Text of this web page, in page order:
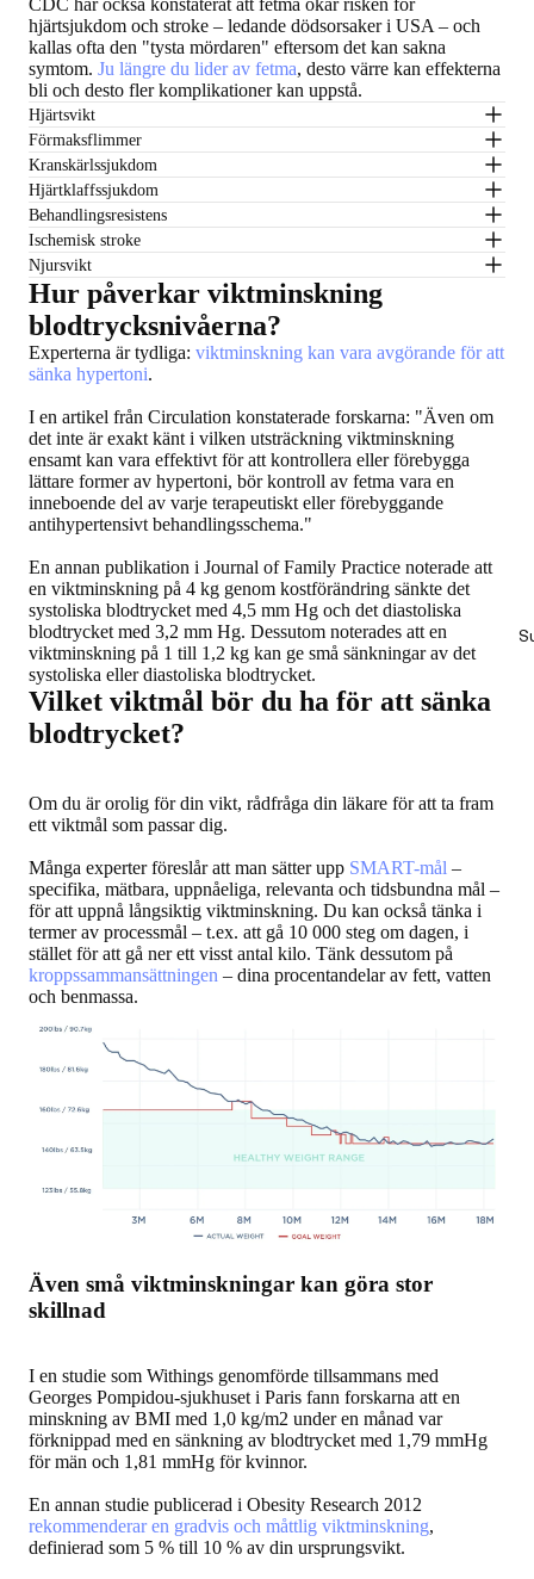
CDC har också konstaterat att fetma ökar risken för
hjärtsjukdom och stroke – ledande dödsorsaker i USA – och
kallas ofta den "tysta mördaren" eftersom det kan sakna
symtom. Ju längre du lider av fetma, desto värre kan effekterna
bli och desto fler komplikationer kan uppstå.
Hjärtsvikt
Förmaksflimmer
Kranskärlssjukdom
Hjärtklaffssjukdom
Behandlingsresistens
Ischemisk stroke
Njursvikt
Hur påverkar viktminskning
blodtrycksnivåerna?
Experterna är tydliga: viktminskning kan vara avgörande för att
sänka hypertoni.
I en artikel från Circulation konstaterade forskarna: "Även om
det inte är exakt känt i vilken utsträckning viktminskning
ensamt kan vara effektivt för att kontrollera eller förebygga
lättare former av hypertoni, bör kontroll av fetma vara en
inneboende del av varje terapeutiskt eller förebyggande
antihypertensivt behandlingsschema."
En annan publikation i Journal of Family Practice noterade att
en viktminskning på 4 kg genom kostförändring sänkte det
systoliska blodtrycket med 4,5 mm Hg och det diastoliska
blodtrycket med 3,2 mm Hg. Dessutom noterades att en
viktminskning på 1 till 1,2 kg kan ge små sänkningar av det
systoliska eller diastoliska blodtrycket.
Vilket viktmål bör du ha för att sänka
blodtrycket?
Om du är orolig för din vikt, rådfråga din läkare för att ta fram
ett viktmål som passar dig.
Många experter föreslår att man sätter upp SMART-mål –
specifika, mätbara, uppnåeliga, relevanta och tidsbundna mål –
för att uppnå långsiktig viktminskning. Du kan också tänka i
termer av processmål – t.ex. att gå 10 000 steg om dagen, i
stället för att gå ner ett visst antal kilo. Tänk dessutom på
kroppssammansättningen – dina procentandelar av fett, vatten
och benmassa.
Även små viktminskningar kan göra stor
skillnad
I en studie som Withings genomförde tillsammans med
Georges Pompidou-sjukhuset i Paris fann forskarna att en
minskning av BMI med 1,0 kg/m2 under en månad var
förknippad med en sänkning av blodtrycket med 1,79 mmHg
för män och 1,81 mmHg för kvinnor.
En annan studie publicerad i Obesity Research 2012
rekommenderar en gradvis och måttlig viktminskning,
definierad som 5 % till 10 % av din ursprungsvikt.